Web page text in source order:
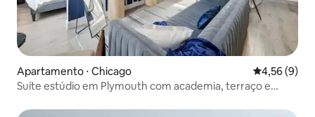
Apartamento ⋅ Chicago 4,56 de uma
4,56 (9)
Suíte estúdio em Plymouth com academia, terraço e